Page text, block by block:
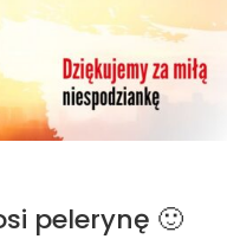
pelerynę 🙂